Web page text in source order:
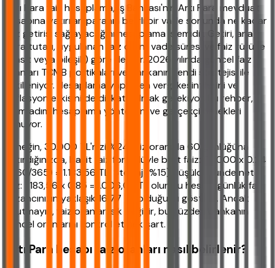
Artı Para faiz hesaplama, İş Bankası'nın Artı Para mevduat
hesabına yatırılan paranın belirli bir vade sonunda ne kadar
faiz getirisi sağlayacağını hesaplama işlemidir. Getiri, ana
para tutarı, uygulanan faiz oranı, vade süresi ve faiz türüne
(basit veya bileşik) göre değişir. 2026 yılında güncel faiz
oranları TCMB politikaları ve bankanın kendi stratejisi ile
şekilleniyor. Hesaplama yaparken vergi kesintilerini ve
enflasyon etkisini de dikkate almak gerekiyor. Bu rehber,
adım adım hesaplama yöntemini ve gerçekçi örnekleri
sunuyor.
Örneğin, 30.000 TL'nizi %24 faiz oranıyla 60 günlüğüna
yatırdığınızda, basit faiz formülüyle brüt faiz: 30.000 x 0.24
x (60/365) = 1.183,56 TL. Stopaj (%15) düşüldüğünde net
faiz: 1.183,56 x 0.85 = 1.006,03 TL olur. Bu hesap, günlük faiz
kazancınızın yaklaşık 16,77 TL olduğunu gösterir. Ancak
unutmayın, faiz oranları sık değişir, bu yüzden bankanın
güncel oranlarını kontrol etmek şart.
Artı Para hesabı faiz oranları nasıl belirlenir?